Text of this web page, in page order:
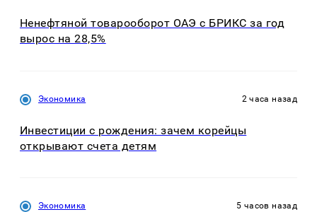
Ненефтяной товарооборот ОАЭ с БРИКС за год
вырос на 28,5%
Экономика 2 часа назад
Инвестиции с рождения: зачем корейцы
открывают счета детям
Экономика 5 часов назад